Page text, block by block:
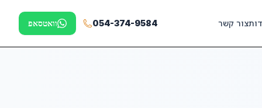
צור קשר 054-374-9584 וואטסאפ